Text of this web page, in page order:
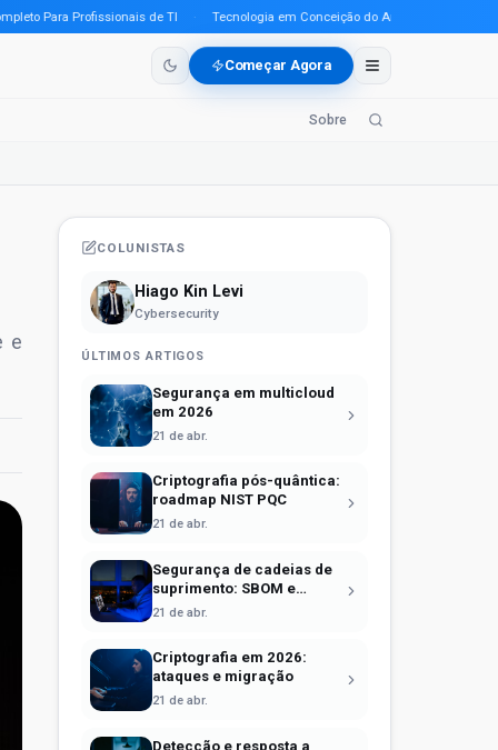
Para Profissionais de TI · Tecnologia em Conceição do Araguaia (PA) em
Começar Agora
Sobre
e
COLUNISTAS
Hiago Kin Levi
Cybersecurity
ÚLTIMOS ARTIGOS
Segurança em multicloud
em 2026
21 de abr.
Criptografia pós-quântica:
roadmap NIST PQC
21 de abr.
Segurança de cadeias de
suprimento: SBOM e
Sigstore
21 de abr.
Criptografia em 2026:
ataques e migração
21 de abr.
Detecção e resposta a